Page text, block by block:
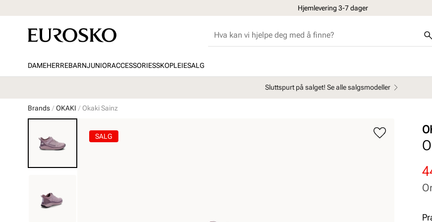
Hjemlevering 3-7 dager
DAMEHERREBARNJUNIORACCESSORIESSKOPLEIESALG
Sluttspurt på salget! Se alle salgsmodeller
Brands OKAKI Okaki Sainz
SALG